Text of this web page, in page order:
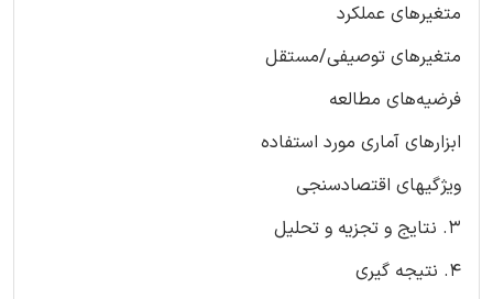
متغیرهای عملکرد
متغیرهای توصیفی/مستقل
فرضیه‌های مطالعه
ابزارهای آماری مورد استفاده
ویژگیهای اقتصادسنجی
3. نتایج و تجزیه و تحلیل
4. نتیجه گیری